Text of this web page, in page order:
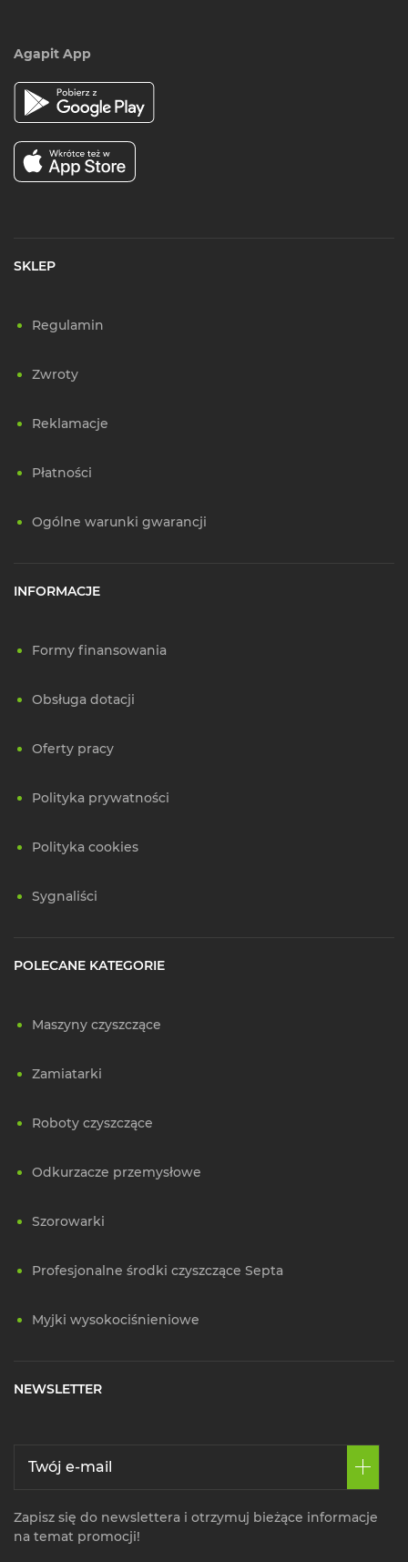
Agapit App
SKLEP
Regulamin
Zwroty
Reklamacje
Płatności
Ogólne warunki gwarancji
INFORMACJE
Formy finansowania
Obsługa dotacji
Oferty pracy
Polityka prywatności
Polityka cookies
Sygnaliści
POLECANE KATEGORIE
Maszyny czyszczące
Zamiatarki
Roboty czyszczące
Odkurzacze przemysłowe
Szorowarki
Profesjonalne środki czyszczące Septa
Myjki wysokociśnieniowe
NEWSLETTER
Zapisz się do newslettera i otrzymuj bieżące informacje
na temat promocji!